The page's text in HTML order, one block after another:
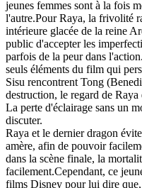
jeunes femmes sont à la fois
l'autre.Pour Raya, la frivolité
intérieure glacée de la reine
public d'accepter les
parfois de la peur dans
seuls éléments du film qui
Sisu rencontrent Tong
destruction, le regard de
La perte d'éclairage sans un
discuter.
Raya et le dernier dragon
amère, afin de pouvoir
dans la scène finale, la
facilement.Cependant, ce
films Disney pour lui dire